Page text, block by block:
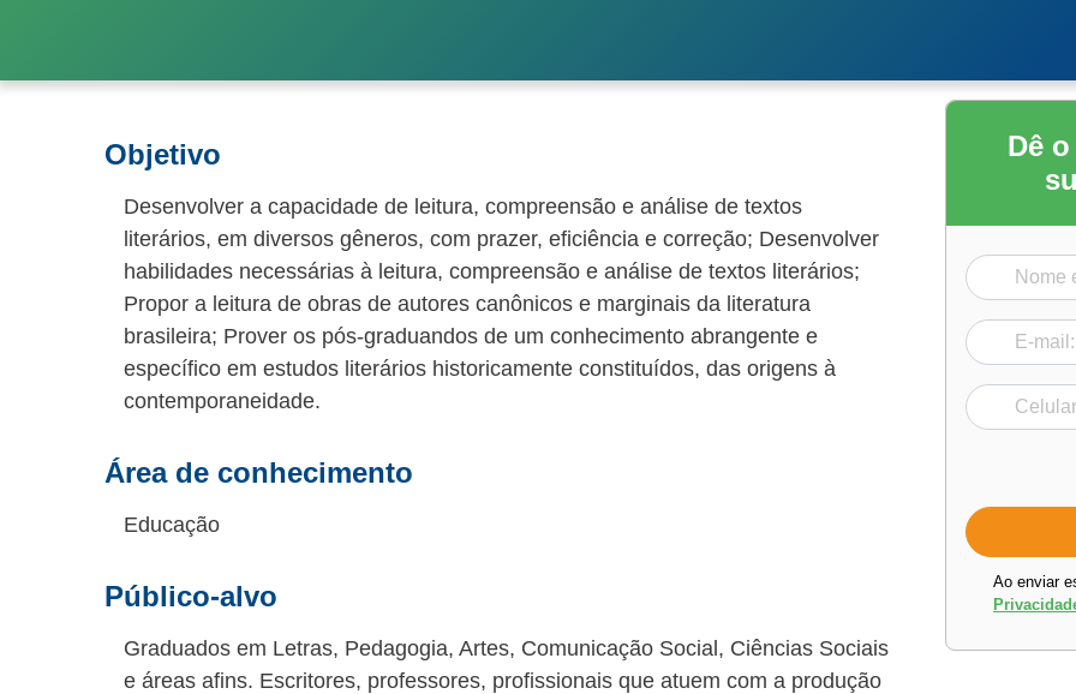
Objetivo
Desenvolver a capacidade de leitura, compreensão e análise de textos
literários, em diversos gêneros, com prazer, eficiência e correção; Desenvolver
habilidades necessárias à leitura, compreensão e análise de textos literários;
Propor a leitura de obras de autores canônicos e marginais da literatura
brasileira; Prover os pós-graduandos de um conhecimento abrangente e
específico em estudos literários historicamente constituídos, das origens à
contemporaneidade.
Área de conhecimento
Educação
Público-alvo
Graduados em Letras, Pedagogia, Artes, Comunicação Social, Ciências Sociais
e áreas afins. Escritores, professores, profissionais que atuem com a produção
Dê
Ao enviar